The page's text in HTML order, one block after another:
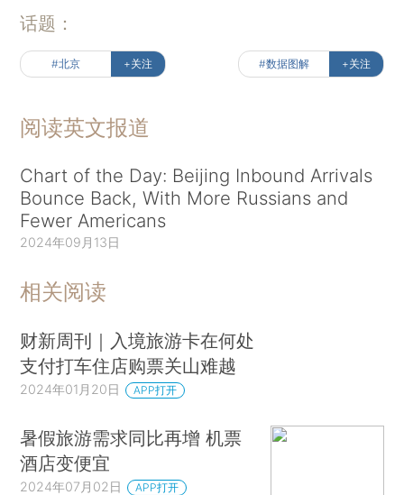
话题：
#北京 +关注 #数据图解 +关注
阅读英文报道
Chart of the Day: Beijing Inbound Arrivals
Bounce Back, With More Russians and
Fewer Americans
2024年09月13日
相关阅读
财新周刊｜入境旅游卡在何处
支付打车住店购票关山难越
2024年01月20日 APP打开
暑假旅游需求同比再增 机票
酒店变便宜
2024年07月02日 APP打开